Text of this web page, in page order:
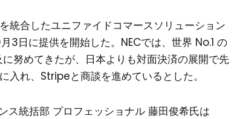
統合したユニファイドコマースソリューション
3日に提供を開始した。NECでは、世界 No.1 の
努めてきたが、日本よりも対面決済の展開で先
入れ、Stripeと商談を進めているとした。
ス統括部 プロフェッショナル 藤田俊希氏は